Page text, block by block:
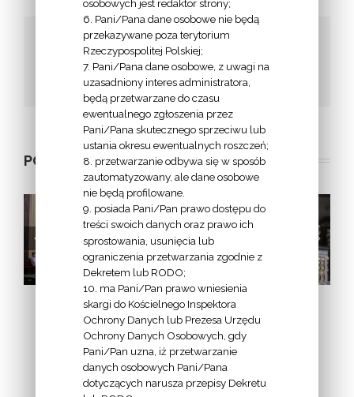
Udostępnij to!
FacebookTwitterGoogle+Email
POWIĄZANE POSTY
Homilia bp. Jana
Tyrawy z okazji
40. rocznicy
wydarzeń
Bydgoskiego
Marca 1981 –
Katedra
Bydgoska – 19
marca 2021
List biskupa
bydgoskiego
Jana Tyrawy na
osobowych jest redaktor strony;
6. Pani/Pana dane osobowe nie będą
przekazywane poza terytorium
Rzeczypospolitej Polskiej;
7. Pani/Pana dane osobowe, z uwagi na
uzasadniony interes administratora,
będą przetwarzane do czasu
ewentualnego zgłoszenia przez
Pani/Pana skutecznego sprzeciwu lub
ustania okresu ewentualnych roszczeń;
8. przetwarzanie odbywa się w sposób
zautomatyzowany, ale dane osobowe
nie będą profilowane.
9. posiada Pani/Pan prawo dostępu do
treści swoich danych oraz prawo ich
sprostowania, usunięcia lub
ograniczenia przetwarzania zgodnie z
Dekretem lub RODO;
10. ma Pani/Pan prawo wniesienia
skargi do Kościelnego Inspektora
Ochrony Danych lub Prezesa Urzędu
Ochrony Danych Osobowych, gdy
Pani/Pan uzna, iż przetwarzanie
danych osobowych Pani/Pana
dotyczących narusza przepisy Dekretu